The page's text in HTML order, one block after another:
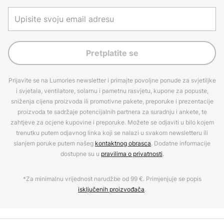
Pretplatite se
Prijavite se na Lumories newsletter i primajte povoljne ponude za svjetiljke
i svjetala, ventilatore, solarnu i pametnu rasvjetu, kupone za popuste,
sniženja cijena proizvoda ili promotivne pakete, preporuke i prezentacije
proizvoda te sadržaje potencijalnih partnera za suradnju i ankete, te
zahtjeve za ocjene kupovine i preporuke. Možete se odjaviti u bilo kojem
trenutku putem odjavnog linka koji se nalazi u svakom newsletteru ili
slanjem poruke putem našeg kontaktnog obrasca. Dodatne informacije
dostupne su u pravilima o privatnosti.
*Za minimalnu vrijednost narudžbe od 99 €. Primjenjuje se popis
isključenih proizvođača.